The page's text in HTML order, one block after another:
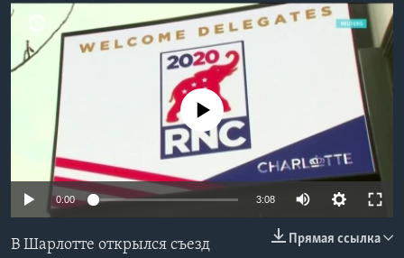
Learning English
СОЦИАЛЬНЫЕ СЕТИ
Языки
No media source currently available
0:00 3:08
Прямая ссылка
В Шарлотте открылся съезд